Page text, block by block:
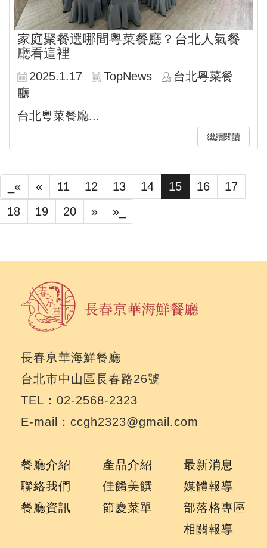
家庭聚餐選哪間粵菜餐廳？台北人氣餐
廳看這裡
2025.1.17 TopNews
台北粵菜餐
廳
台北粵菜餐廳...
繼續閱讀
_« « 11 12 13 14 15 16
17
18
19 20 » »_
長春亰華海鮮餐廳
台北市中山區長春路26號
TEL：02-2568-2323
E-mail：ccgh2323@gmail.com
餐廳介紹
聯絡我們
餐廳資訊
產品介紹
佳餚美饌
節慶菜單
最新消息
媒體報導
部落格專區
相關報導